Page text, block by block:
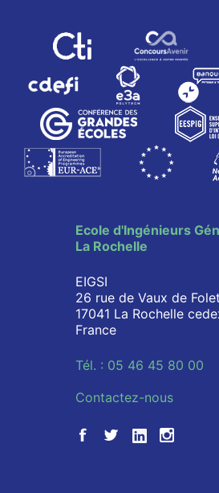
Ecole d'Ingénieurs
La Rochelle
EIGSI
26 rue de Vaux de
17041 La Rochelle
France
Tél. : 05 46 45 80 00
Contactez-nous